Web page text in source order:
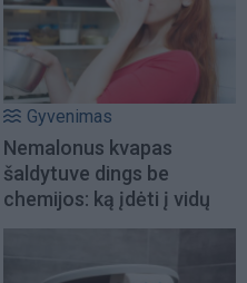
Gyvenimas
Nemalonus kvapas
šaldytuve dings be
chemijos: ką įdėti į vidų